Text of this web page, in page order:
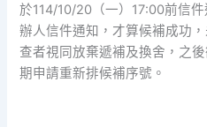
於114/10/20（一）17:00前信
辦人信件通知，才算候補成功
查者視同放棄遞補及換舍，之
期申請重新排候補序號。